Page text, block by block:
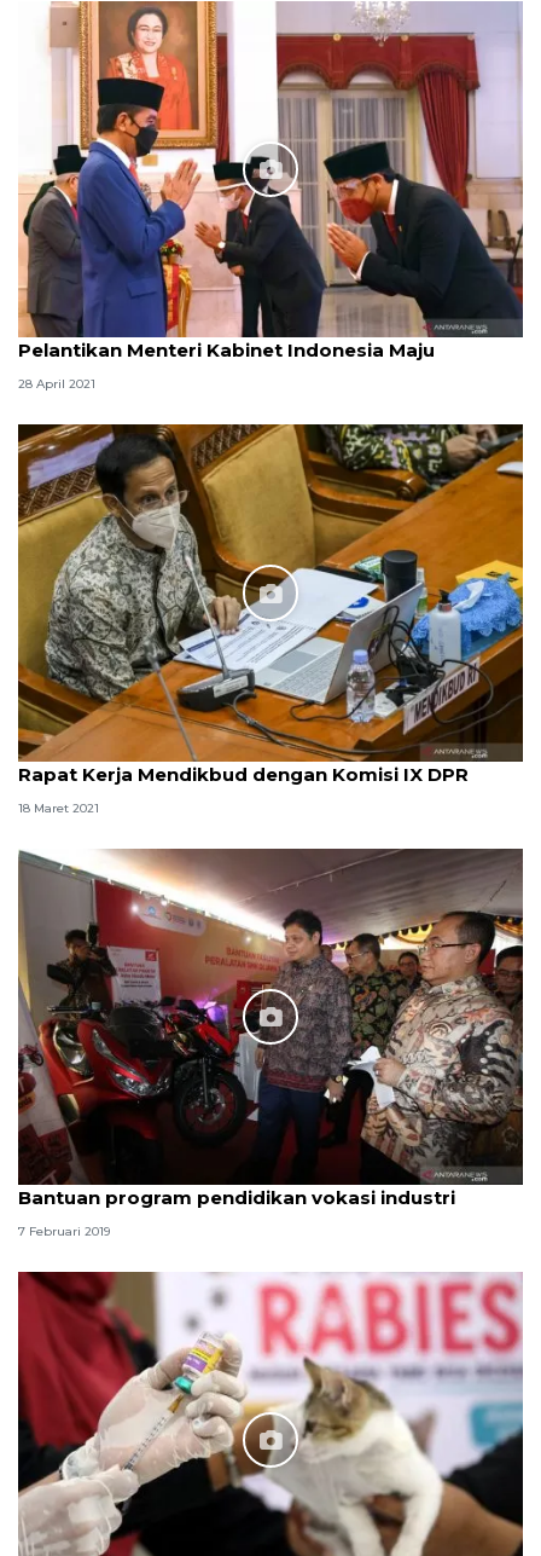
Pelantikan Menteri Kabinet Indonesia Maju
28 April 2021
Rapat Kerja Mendikbud dengan Komisi IX DPR
18 Maret 2021
Bantuan program pendidikan vokasi industri
7 Februari 2019